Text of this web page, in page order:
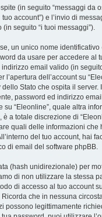
(in seguito “messaggi da
tuo account”) e l’invio di
(in seguito “i tuoi messaggi”).
un unico nome identificativo
da usare per accedere al
email valido (in
l’apertura dell’account su
Stato che ospita il server.
password ed indirizzo
su “Eleonline”, quale altra
a totale discrezione di
quali delle informazioni che
del tuo account, hai
di email del software phpBB.
(hash unidirezionale) per
di non utilizzare la stessa
di accesso al tuo account
che in nessuna
possono legittimamente